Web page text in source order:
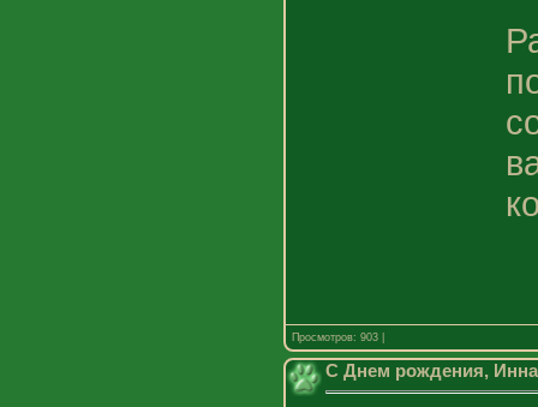
Просмотров: 903 |
C Днем рождения,